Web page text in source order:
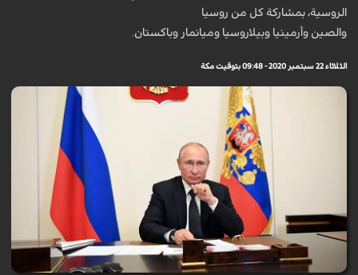
الروسية، بمشاركة كل من روسيا
والصين وأرمينيا وبيلاروسيا وميانمار وباكستان.
الثلاثاء 22 سبتمبر 2020 - 09:48 بتوقيت مكة